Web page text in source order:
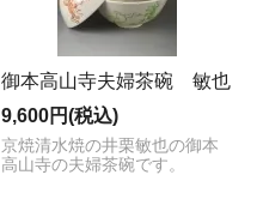
御本高山寺夫婦茶碗 敏也
9,600円(税込)
京焼清水焼の井栗敏也の御本
高山寺の夫婦茶碗です。